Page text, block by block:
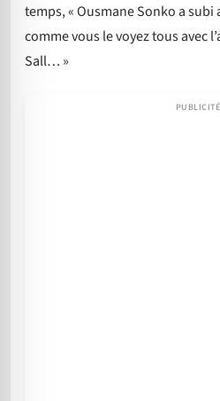
temps, « Ousmane Sonko a
comme vous le voyez tous avec
Sall… »